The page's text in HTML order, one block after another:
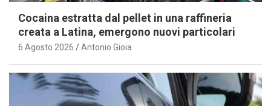
Cocaina estratta dal pellet in una raffineria
creata a Latina, emergono nuovi particolari
6 Agosto 2026 Antonio Gioia